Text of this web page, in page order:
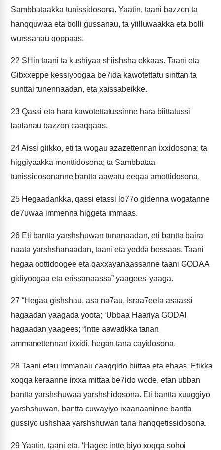
Sambbataakka tunissidosona. Yaatin, taani bazzon ta
hanqquwaa eta bolli gussanau, ta yiilluwaakka eta bolli
wurssanau qoppaas.
22 SHin taani ta kushiyaa shiishsha ekkaas. Taani eta
Gibxxeppe kessiyoogaa be7ida kawotettatu sinttan ta
sunttai tunennaadan, eta xaissabeikke.
23 Qassi eta hara kawotettatussinne hara biittatussi
laalanau bazzon caaqqaas.
24Aissi giikko, eti ta wogau azazettennan ixxidosona; ta
higgiyaakka menttidosona; ta Sambbataa
tunissidosonanne bantta aawatu eeqaa amottidosona.
25 Hegaadankka, qassi etassi lo77o gidenna wogatanne
de7uwaa immenna higgeta immaas.
26 Eti bantta yarshshuwan tunanaadan, eti bantta baira
naata yarshshanaadan, taani eta yedda bessaas. Taani
hegaa oottidoogee eta qaxxayanaassanne taani GODAA
gidiyoogaa eta erissanaassa” yaagees’ yaaga.
27 “Hegaa gishshau, asa na7au, Israa7eela asaassi
hagaadan yaagada yoota; ‘Ubbaa Haariya GODAI
hagaadan yaagees; “Intte aawatikka tanan
ammanettennan ixxidi, hegan tana cayidosona.
28 Taani etau immanau caaqqido biittaa eta ehaas. Etikka
xoqqa keraanne irxxa mittaa be7ido wode, etan ubban
bantta yarshshuwaa yarshshidosona. Eti bantta xuuggiyo
yarshshuwan, bantta cuwayiyo ixaanaaninne bantta
gussiyo ushshaa yarshshuwan tana hanqqetissidosona.
29 Yaatin, taani eta, ‘Hagee intte biyo xoqqa sohoi